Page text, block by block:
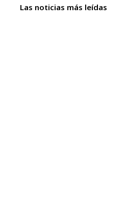
Las noticias más leídas